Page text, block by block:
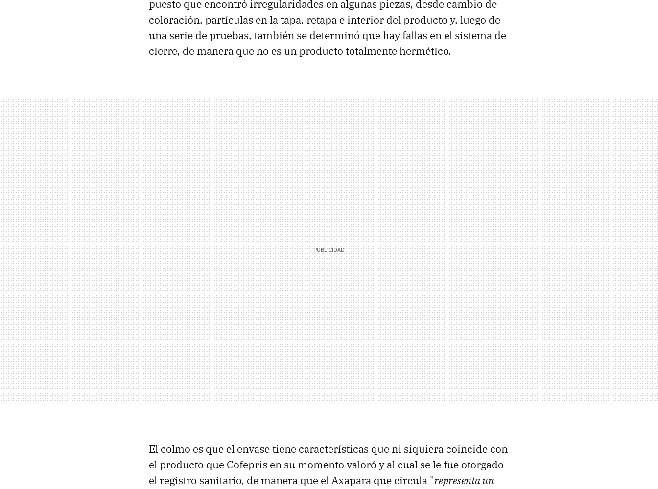
puesto que encontró irregularidades en algunas piezas, desde cambio de
coloración, partículas en la tapa, retapa e interior del producto y, luego de
una serie de pruebas, también se determinó que hay fallas en el sistema de
cierre, de manera que no es un producto totalmente hermético.
El colmo es que el envase tiene características que ni siquiera coincide con
el producto que Cofepris en su momento valoró y al cual se le fue otorgado
el registro sanitario, de manera que el Axapara que circula "representa un